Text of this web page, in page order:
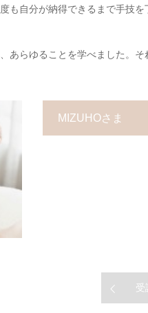
も自分が納得できるまで手技を
あらゆることを学べました。
MIZUHOさま
受